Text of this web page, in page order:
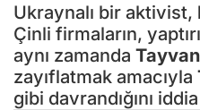
Ukraynalı bir aktivist,
Çinli firmaların,
aynı zamanda
zayıflatmak amacıyla
gibi davrandığını